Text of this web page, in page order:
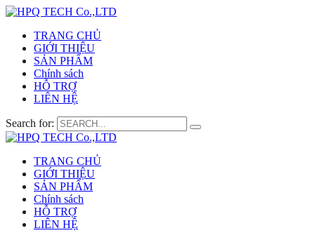
TRANG CHỦ
GIỚI THIỆU
SẢN PHẨM
Chính sách
HỖ TRỢ
LIÊN HỆ
Search for:
TRANG CHỦ
GIỚI THIỆU
SẢN PHẨM
Chính sách
HỖ TRỢ
LIÊN HỆ